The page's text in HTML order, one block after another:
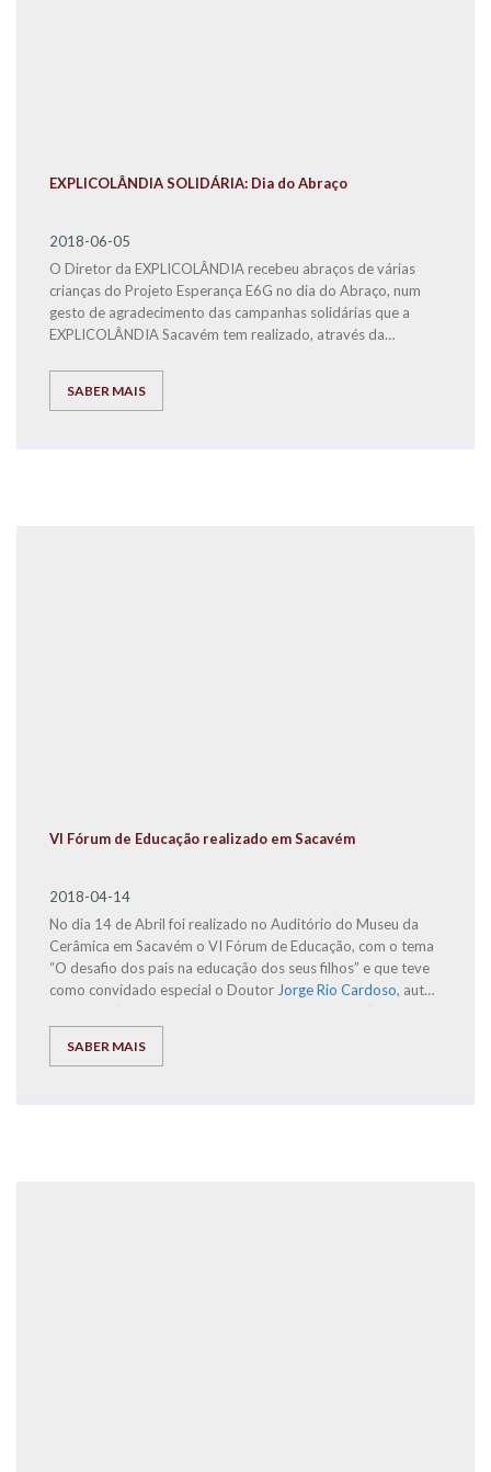
EXPLICOLÂNDIA SOLIDÁRIA: Dia do Abraço
2018-06-05
O Diretor da EXPLICOLÂNDIA recebeu abraços de várias
crianças do Projeto Esperança E6G no dia do Abraço, num
gesto de agradecimento das campanhas solidárias que a
EXPLICOLÂNDIA Sacavém tem realizado, através da
SABER MAIS
VI Fórum de Educação realizado em Sacavém
2018-04-14
No dia 14 de Abril foi realizado no Auditório do Museu da
Cerâmica em Sacavém o VI Fórum de Educação, com o tema
“O desafio dos pais na educação dos seus filhos” e que teve
como convidado especial o Doutor Jorge Rio Cardoso, autor
Universidade com Sucesso – ‘Bora lá?”, acompanhado por um
SABER MAIS